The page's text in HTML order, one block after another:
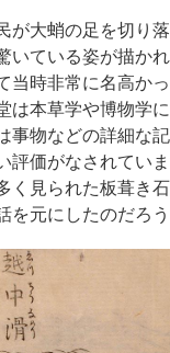
が大蛸の足を切り
いている姿が描か
当時非常に名高か
は本草学や博物学
事物などの詳細な
評価がなされてい
く見られた板葺き
を元にしたのだろう